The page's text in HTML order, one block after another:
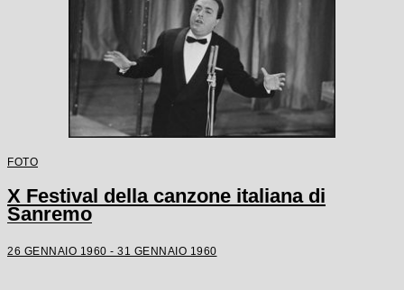
FOTO
X Festival della canzone italiana di
Sanremo
26 GENNAIO 1960 - 31 GENNAIO 1960